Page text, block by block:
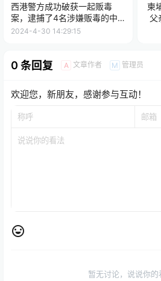
西港警方成功破获一起贩毒
案，逮捕了4名涉嫌贩毒的中
国公民！
2024-4-30 14:29:15
柬
父
0 条回复 A 文章作者 M 管理员
欢迎您，新朋友，感谢参与互动！
暂无讨论，说说你的